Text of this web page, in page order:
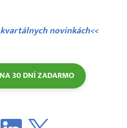
novinkách<<
30 DNÍ ZADARMO